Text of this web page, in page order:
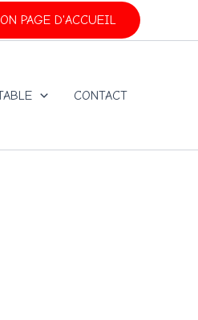
PAGE D'ACCUEIL
CONTACT